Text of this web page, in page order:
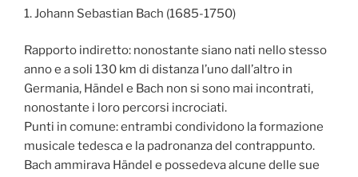
1. Johann Sebastian Bach (1685-1750)
Rapporto indiretto: nonostante siano nati nello stesso
anno e a soli 130 km di distanza l’uno dall’altro in
Germania, Händel e Bach non si sono mai incontrati,
nonostante i loro percorsi incrociati.
Punti in comune: entrambi condividono la formazione
musicale tedesca e la padronanza del contrappunto.
Bach ammirava Händel e possedeva alcune delle sue